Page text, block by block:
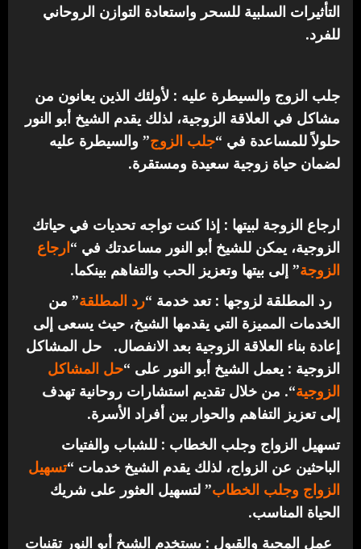
التأثيرات السلبية للسحر واستعادة التوازن الروحاني
للفرد.
جلب الزوج والسيطرة عليه : لأولئك الذين يعانون من
مشاكل في العلاقة الزوجية، لذلك يقدم الشيخ أبو النور
حلولاً للمساعدة في “جلب الزوج” والسيطرة عليه
لضمان حياة زوجية سعيدة ومستقرة.
ارجاع الزوجة لبيتها : إذا كنت تواجه تحديات في حياتك
الزوجية، يمكن للشيخ أبو النور مساعدتك في “ارجاع
الزوجة” إلى بيتها وتعزيز الحب والتفاهم بينكما.
رد المطلقة لزوجها : تعد خدمة “رد المطلقة” من
الخدمات المميزة التي يقدمها الشيخ، حيث يسعى إلى
إعادة بناء العلاقة الزوجية بعد الانفصال.
حل المشاكل
الزوجية : يعمل الشيخ أبو النور على “حل المشاكل
الزوجية“. من خلال تقديم استشارات روحانية تهدف
إلى تعزيز التفاهم والحوار بين أفراد الأسرة.
تسهيل الزواج وجلب الخطاب : للشباب والفتيات
الباحثين عن الزواج، لذلك يقدم الشيخ خدمات “تسهيل
الزواج وجلب الخطاب” لتسهيل العثور على شريك
الحياة المناسب.
عمل المحبة والقبول : يستخدم الشيخ أبو النور تقنيات